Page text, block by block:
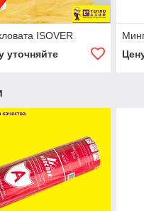
ISOVER
уточняйте